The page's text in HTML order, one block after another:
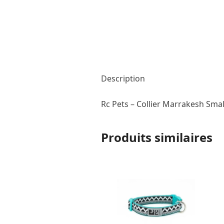
Description
Rc Pets – Collier Marrakesh
Produits similaires